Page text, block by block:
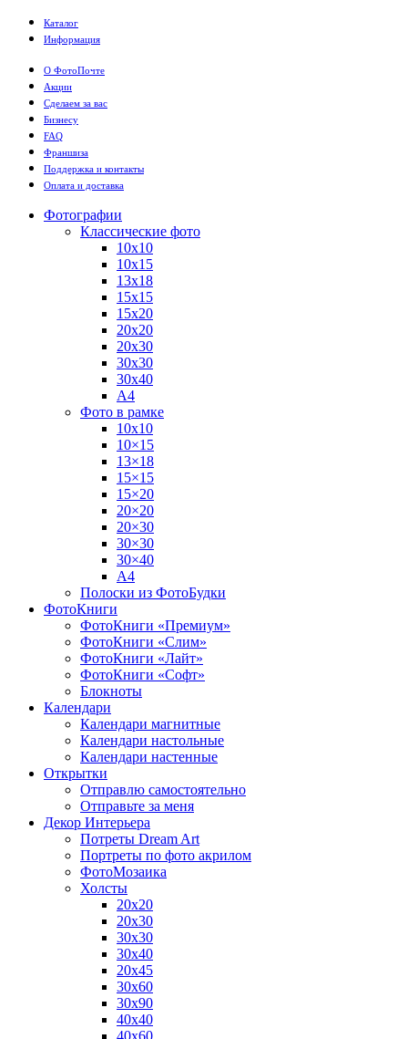
Каталог
Информация
О ФотоПочте
Акции
Сделаем за вас
Бизнесу
FAQ
Франшиза
Поддержка и контакты
Оплата и доставка
Фотографии
Классические фото
10х10
10х15
13х18
15х15
15х20
20х20
20х30
30х30
30х40
А4
Фото в рамке
10х10
10×15
13×18
15×15
15×20
20×20
20×30
30×30
30×40
A4
Полоски из ФотоБудки
ФотоКниги
ФотоКниги «Премиум»
ФотоКниги «Слим»
ФотоКниги «Лайт»
ФотоКниги «Софт»
Блокноты
Календари
Календари магнитные
Календари настольные
Календари настенные
Открытки
Отправлю самостоятельно
Отправьте за меня
Декор Интерьера
Потреты Dream Art
Портреты по фото акрилом
ФотоМозаика
Холсты
20х20
20х30
30х30
30х40
20х45
30х60
30х90
40х40